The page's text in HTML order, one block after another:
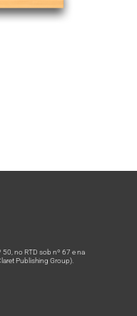
no RTD sob nº 67 e na
Publishing Group).